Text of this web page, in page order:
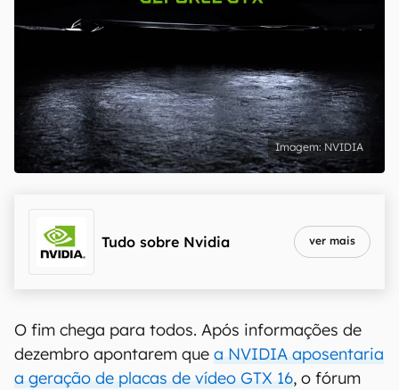
NVIDIA
Tudo sobre Nvidia ver mais
O fim chega para todos. Após informações de
dezembro apontarem que a NVIDIA aposentaria
a geração de placas de vídeo GTX 16, o fórum